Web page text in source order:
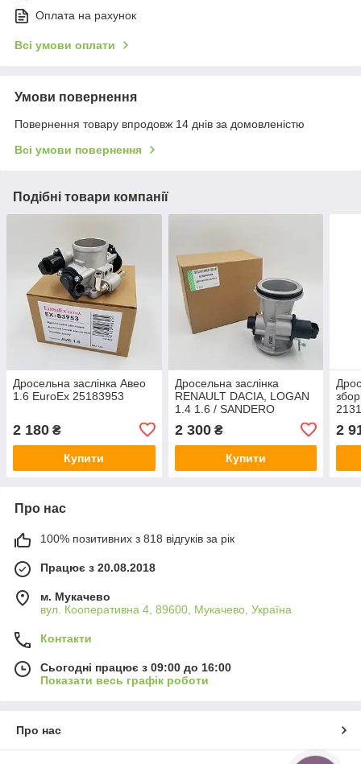
Оплата на рахунок
Всі умови оплати
Умови повернення
Повернення товару впродовж 14 днів за домовленістю
Всі умови повернення
Подібні товари компанії
Дросельна заслінка Авео
1.6 EuroEx 25183953
2 180 ₴
Купити
Дросельна заслінка
RENAULT DACIA, LOGAN
1.4 1.6 / SANDERO
GROG Корея
2 300₴
Купити
2
Про нас
100% позитивних з 818 відгуків за рік
Працює з 20.08.2018
м. Мукачево
вул. Кооперативна 4, 89600, Мукачево, Україна
Контакти
Сьогодні працює з 09:00 до 16:00
Показати весь графік роботи
Про нас